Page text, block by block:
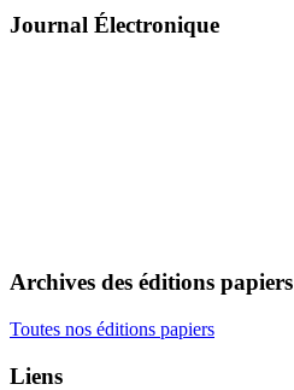
Journal Électronique
Archives des éditions papiers
Toutes nos éditions papiers
Liens